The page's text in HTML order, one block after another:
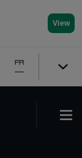
View
FR